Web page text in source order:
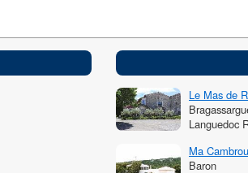
Le Mas de
Languedoc
Ma
Baron